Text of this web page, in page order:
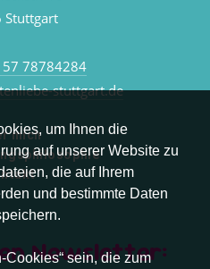
um Ihnen die
auf unserer Website zu
die auf Ihrem
und bestimmte Daten
sein, die zum
Stuttgart
78784284
stuttgart.de
mich
Newsletter: